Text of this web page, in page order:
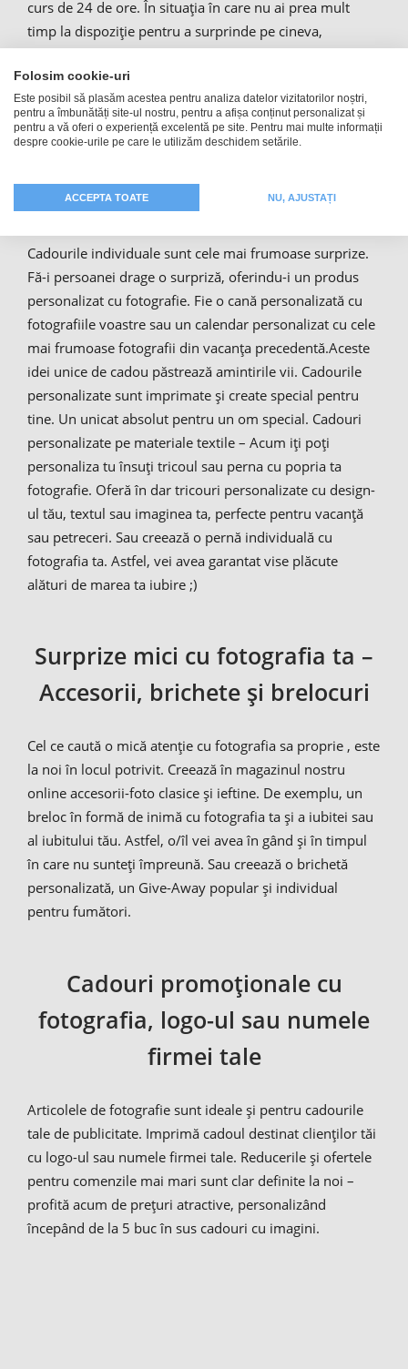
curs de 24 de ore. În situația în care nu ai prea mult
timp la dispoziție pentru a surprinde pe cineva,
Fie cană sau tricou cu foto –
personalizate
Cadourile individuale sunt cele mai frumoase surprize.
Fă-i persoanei drage o surpriză, oferindu-i un produs
personalizat cu fotografie. Fie o cană personalizată cu
fotografiile voastre sau un calendar personalizat cu cele
mai frumoase fotografii din vacanța precedentă.Aceste
idei unice de cadou păstrează amintirile vii. Cadourile
personalizate sunt imprimate și create special pentru
tine. Un unicat absolut pentru un om special. Cadouri
personalizate pe materiale textile – Acum iți poți
personaliza tu însuți tricoul sau perna cu popria ta
fotografie. Oferă în dar tricouri personalizate cu design-
ul tău, textul sau imaginea ta, perfecte pentru vacanță
sau petreceri. Sau creează o pernă individuală cu
fotografia ta. Astfel, vei avea garantat vise plăcute
alături de marea ta iubire ;)
Surprize mici cu fotografia ta –
Accesorii, brichete și brelocuri
Cel ce caută o mică atenție cu fotografia sa proprie , este
la noi în locul potrivit. Creează în magazinul nostru
online accesorii-foto clasice și ieftine. De exemplu, un
breloc în formă de inimă cu fotografia ta și a iubitei sau
al iubitului tău. Astfel, o/îl vei avea în gând și în timpul
în care nu sunteți împreună. Sau creează o brichetă
personalizată, un Give-Away popular și individual
pentru fumători.
Cadouri promoționale cu
fotografia, logo-ul sau numele
firmei tale
Articolele de fotografie sunt ideale și pentru cadourile
tale de publicitate. Imprimă cadoul destinat clienților tăi
cu logo-ul sau numele firmei tale. Reducerile și ofertele
pentru comenzile mai mari sunt clar definite la noi –
profită acum de prețuri atractive, personalizând
începând de la 5 buc în sus cadouri cu imagini.
Folosim cookie-uri
Este posibil să plasăm acestea pentru analiza datelor vizitatorilor noștri,
pentru a îmbunătăți site-ul nostru, pentru a afișa conținut personalizat și
pentru a vă oferi o experiență excelentă pe site. Pentru mai multe informații
despre cookie-urile pe care le utilizăm deschidem setările.
ACCEPTA TOATE NU, AJUSTAȚI